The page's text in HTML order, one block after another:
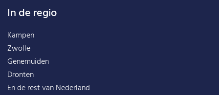
In de regio
Kampen
Zwolle
Genemuiden
Dronten
En de rest vanNederland